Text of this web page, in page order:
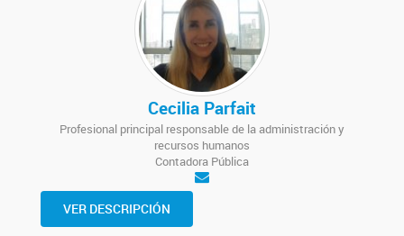
Cecilia Parfait
Profesional principal responsable de la administración y
recursos humanos
Contadora Pública
VER DESCRIPCIÓN